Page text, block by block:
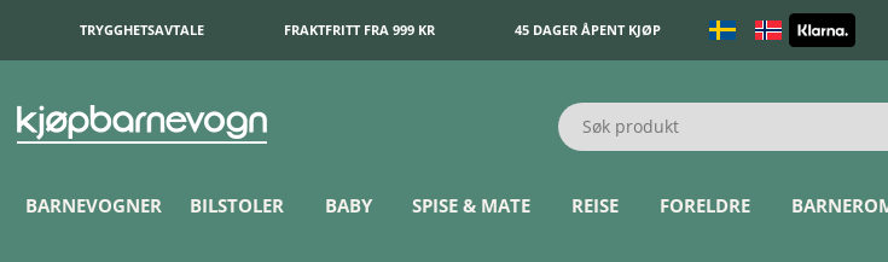
TRYGGHETSAVTALE FRAKTFRITT FRA 999 KR 45 DAGER ÅPENT KJØP
BARNEVOGNER BILSTOLER BABY SPISE & MATE REISE FORELDRE